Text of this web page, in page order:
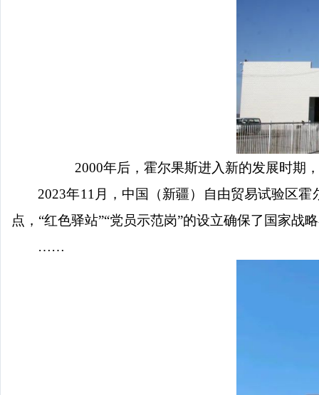
2000年后，霍尔果斯进入新的发展时期
2023年11月，中国（新疆）自由贸易试验区
点，“红色驿站”“党员示范岗”的设立确保了国家战
……